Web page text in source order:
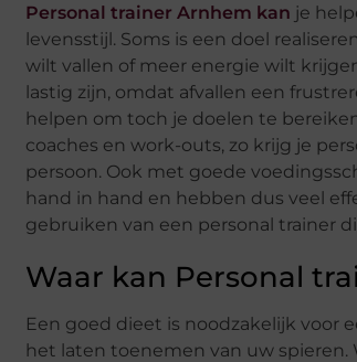
Personal trainer Arnhem kan je
levensstijl. Soms is een doel
wilt vallen of meer energie wilt
lastig zijn, omdat afvallen een
helpen om toch je doelen te
coaches en work-outs, zo krijg je
persoon. Ook met goede
hand in hand en hebben dus veel
gebruiken van een personal trainer
Waar kan Personal
Een goed dieet is noodzakelijk voor
het laten toenemen van uw spieren.